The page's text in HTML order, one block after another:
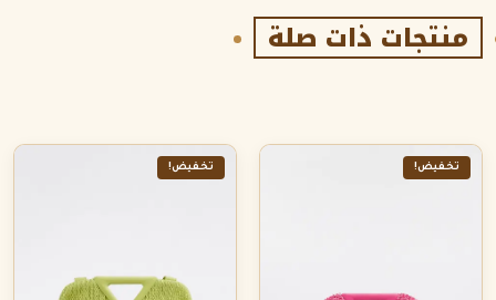
منتجات ذات صلة
تخفيض! تخفيض!